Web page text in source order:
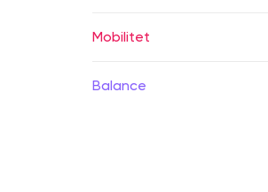
Mobilitet
Balance